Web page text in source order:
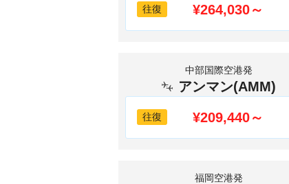
往復 ¥264,030～
中部国際空港発
アンマン(AMM)
往復 ¥209,440～
福岡空港発